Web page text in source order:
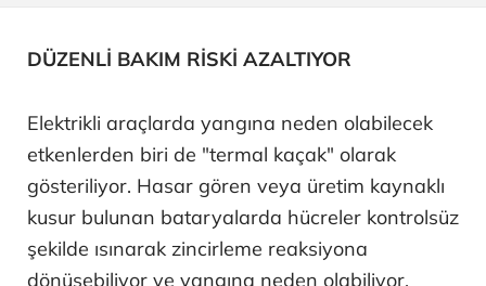
DÜZENLİ BAKIM RİSKİ AZALTIYOR
Elektrikli araçlarda yangına neden olabilecek
etkenlerden biri de "termal kaçak" olarak
gösteriliyor. Hasar gören veya üretim kaynaklı
kusur bulunan bataryalarda hücreler kontrolsüz
şekilde ısınarak zincirleme reaksiyona
dönüşebiliyor ve yangına neden olabiliyor.